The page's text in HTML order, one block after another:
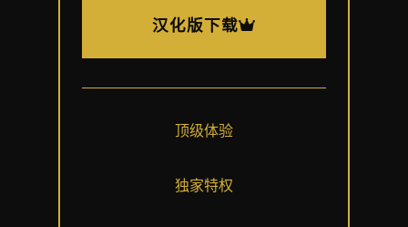
汉化版下载
顶级体验
独家特权